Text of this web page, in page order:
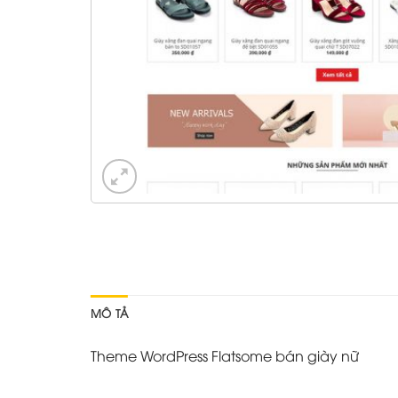
MÔ TẢ
Theme WordPress Flatsome bán giày nữ